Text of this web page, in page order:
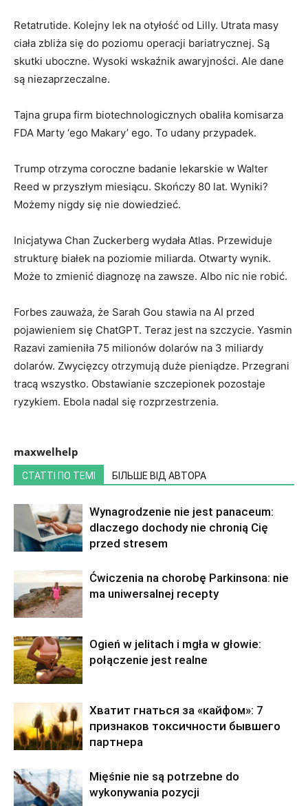
Retatrutide. Kolejny lek na otyłość od Lilly. Utrata masy
ciała zbliża się do poziomu operacji bariatrycznej. Są
skutki uboczne. Wysoki wskaźnik awaryjności. Ale dane
są niezaprzeczalne.
Tajna grupa firm biotechnologicznych obaliła komisarza
FDA Marty ‘ego Makary’ ego. To udany przypadek.
Trump otrzyma coroczne badanie lekarskie w Walter
Reed w przyszłym miesiącu. Skończy 80 lat. Wyniki?
Możemy nigdy się nie dowiedzieć.
Inicjatywa Chan Zuckerberg wydała Atlas. Przewiduje
strukturę białek na poziomie miliarda. Otwarty wynik.
Może to zmienić diagnozę na zawsze. Albo nic nie robić.
Forbes zauważa, że Sarah Gou stawia na AI przed
pojawieniem się ChatGPT. Teraz jest na szczycie. Yasmin
Razavi zamieniła 75 milionów dolarów na 3 miliardy
dolarów. Zwycięzcy otrzymują duże pieniądze. Przegrani
tracą wszystko. Obstawianie szczepionek pozostaje
ryzykiem. Ebola nadal się rozprzestrzenia.
maxwelhelp
СТАТТІ ПО ТЕМІ БІЛЬШЕ ВІД АВТОРА
Wynagrodzenie nie jest panaceum:
dlaczego dochody nie chronią Cię
przed stresem
Ćwiczenia na chorobę Parkinsona: nie
ma uniwersalnej recepty
Ogień w jelitach i mgła w głowie:
połączenie jest realne
Хватит гнаться за «кайфом»: 7
признаков токсичности бывшего
партнера
Mięśnie nie są potrzebne do
wykonywania pozycji